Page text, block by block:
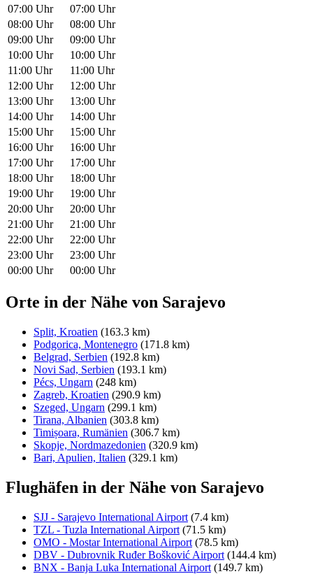
07:00 Uhr
07:00 Uhr
08:00 Uhr
08:00 Uhr
09:00 Uhr
09:00 Uhr
10:00 Uhr
10:00 Uhr
11:00 Uhr
11:00 Uhr
12:00 Uhr
12:00 Uhr
13:00 Uhr
13:00 Uhr
14:00 Uhr
14:00 Uhr
15:00 Uhr
15:00 Uhr
16:00 Uhr
16:00 Uhr
17:00 Uhr
17:00 Uhr
18:00 Uhr
18:00 Uhr
19:00 Uhr
19:00 Uhr
20:00 Uhr
20:00 Uhr
21:00 Uhr
21:00 Uhr
22:00 Uhr
22:00 Uhr
23:00 Uhr
23:00 Uhr
00:00 Uhr
00:00 Uhr
Orte in der Nähe von Sarajevo
Split, Kroatien (163.3 km)
Podgorica, Montenegro (171.8 km)
Belgrad, Serbien (192.8 km)
Novi Sad, Serbien (193.1 km)
Pécs, Ungarn (248 km)
Zagreb, Kroatien (290.9 km)
Szeged, Ungarn (299.1 km)
Tirana, Albanien (303.8 km)
Timișoara, Rumänien (306.7 km)
Skopje, Nordmazedonien (320.9 km)
Bari, Apulien, Italien (329.1 km)
Flughäfen in der Nähe von Sarajevo
SJJ - Sarajevo International Airport (7.4 km)
TZL - Tuzla International Airport (71.5 km)
OMO - Mostar International Airport (78.5 km)
DBV - Dubrovnik Ruđer Bošković Airport (144.4 km)
BNX - Banja Luka International Airport (149.7 km)